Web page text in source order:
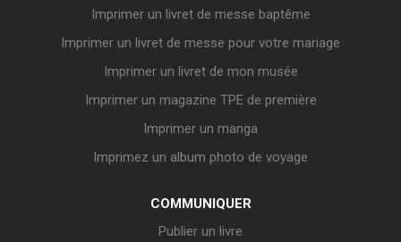
Imprimer un livret de messe baptême
Imprimer un livret de messe pour votre mariage
Imprimer un livret de mon musée
Imprimer un magazine TPE de première
Imprimer un manga
Imprimez un album photo de voyage
COMMUNIQUER
Publier un livre